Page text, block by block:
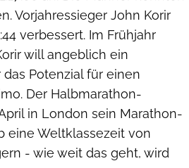
Vorjahressieger John Korir
verbessert. Im Frühjahr
will angeblich ein
Potenzial für einen
Der Halbmarathon-
in London sein Marathon-
eine Weltklassezeit von
- wie weit das geht, wird